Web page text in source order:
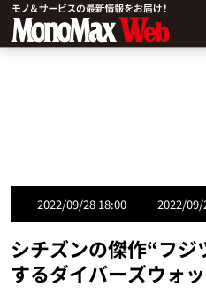
2022/09/28 18:00 2022/09/
シチズンの傑作“フ
するダイバーズウォ